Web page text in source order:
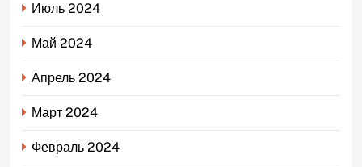
Июль 2024
Май 2024
Апрель 2024
Март 2024
Февраль 2024